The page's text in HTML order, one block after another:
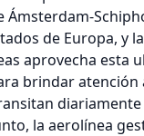
Ámsterdam-
de Europa, y
aprovecha esta
brindar atención
la aerolínea